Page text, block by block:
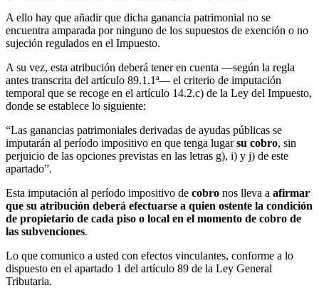
A ello hay que añadir que dicha ganancia patrimonial no se
encuentra amparada por ninguno de los supuestos de exención o no
sujeción regulados en el Impuesto.
A su vez, esta atribución deberá tener en cuenta —según la regla
antes transcrita del artículo 89.1.1ª— el criterio de imputación
temporal que se recoge en el artículo 14.2.c) de la Ley del Impuesto,
donde se establece lo siguiente:
“Las ganancias patrimoniales derivadas de ayudas públicas se
imputarán al período impositivo en que tenga lugarsu cobro, sin
perjuicio de las opciones previstas en las letras g), i) y j) de este
apartado”.
Esta imputación al período impositivo de cobro nos lleva a afirmar
que su atribución deberá efectuarse a quien ostente la condición
de propietario de cada piso o local en el momento de cobro de
las subvenciones.
Lo que comunico a usted con efectos vinculantes, conforme a lo
dispuesto en el apartado 1 del artículo 89 de la Ley General
Tributaria.